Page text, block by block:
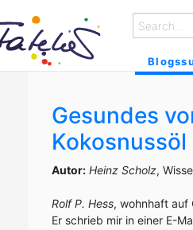
Gesundes
Kokosnussöl
Autor: Heinz Scholz,
Rolf P. Hess, wohnhaft auf
Er schrieb mir in einer E-